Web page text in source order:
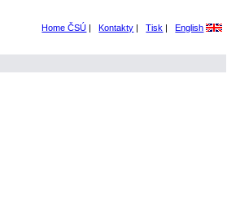
Home ČSÚ | Kontakty | Tisk | English